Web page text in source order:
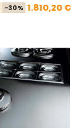
-30% 1.810,20 €